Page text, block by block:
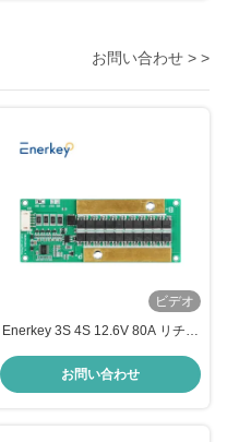
お問い合わせ > >
ビデオ
Enerkey 3S 4S 12.6V 80A リチウ
リー BMS 電動工具/UPS/自動車
リチウムバッテリー 保護板
お問い合わせ